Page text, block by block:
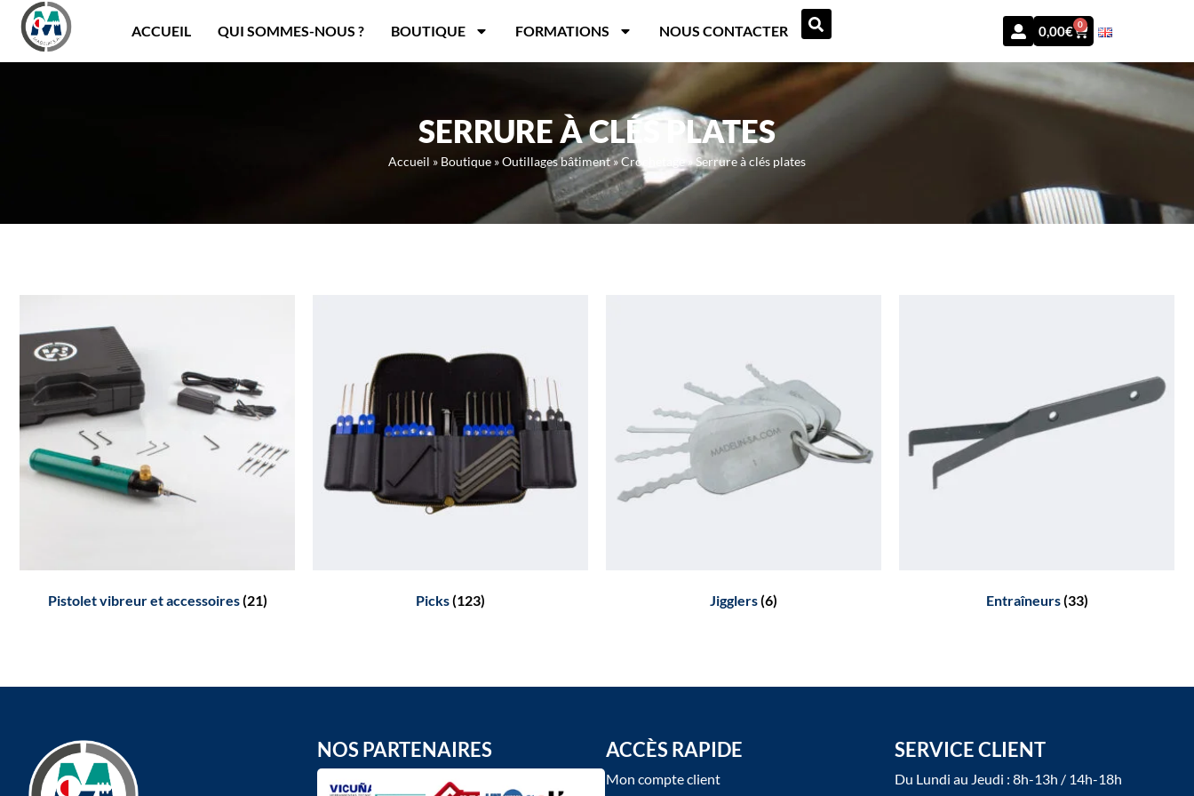
Panneau de gestion des cookies
ACCUEIL
QUI SOMMES-NOUS ? BOUTIQUE FORMATIONS NOUS CONTACTER 0,00€ 0
SERRURE À CLÉS PLATES
Accueil » Boutique »Outillages bâtiment»Crochetage » Serrure à clés plates
Pistolet vibreur et accessoires(21) Picks(123) Jigglers(6) Entraîneurs(33)
NOS PARTENAIRES ACCÈS RAPIDE
Mon compte client
SERVICE CLIENT
Du Lundi au Jeudi : 8h-13h / 14h-18h